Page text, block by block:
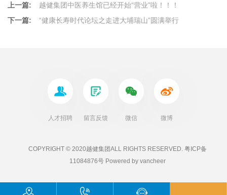
上一篇:
越健集团中医养生馆已经开始“营业”啦！！！
下一篇:
“健康长寿时代论坛之走进大埔瑞山”圆满举行
人才招聘 留言反馈 微信 微博
COPYRIGHT © 2020越健集团ALL RIGHTS RESERVED. 粤ICP备
11084876号Powered by vancheer